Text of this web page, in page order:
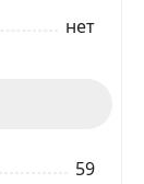
нет
59